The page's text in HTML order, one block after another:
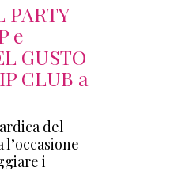
PARTY
e
GUSTO
CLUB a
del
i